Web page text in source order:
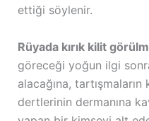
ettiği söylenir.
Rüyada kırık kilit
göreceği yoğun ilgi
alacağına,
dertlerinin dermanına